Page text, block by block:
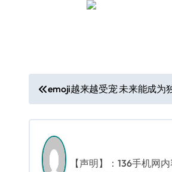
文
章
导
航
emoji越来越受宠 未来能成为
【声明】：136手机网